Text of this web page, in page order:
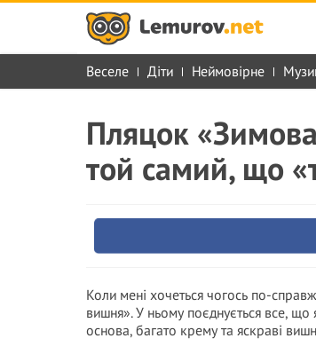
Веселе Діти Неймовірне
Пляцок
той самий, що
Коли мені хочеться чогось по-
вишня». У ньому поєднується все,
основа, багато крему та яскраві